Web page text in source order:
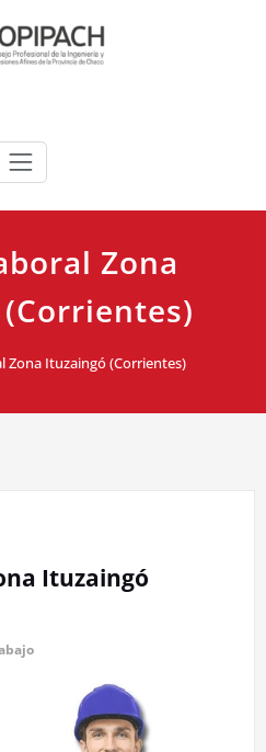
Zona
Zona Ituzaingó (Corrientes)
Ituzaingó